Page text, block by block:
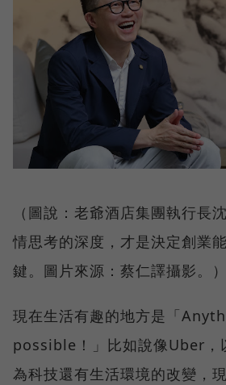
（圖說：老爺酒店集團執行長
情思考的深度，才是決定創業
鍵。圖片來源：蔡仁譯攝影。）
現在生活有趣的地方是「
possible！」比如說像Uber，
為科技還有生活環境的改變，